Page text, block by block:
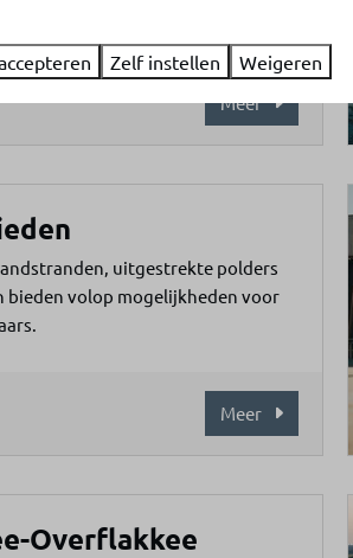
plekken met strandpaviljoens.
Meer
uitgestrekte polders
bieden volop mogelijkheden voor
Meer
Overflakkee
Zelf instellen Weigeren